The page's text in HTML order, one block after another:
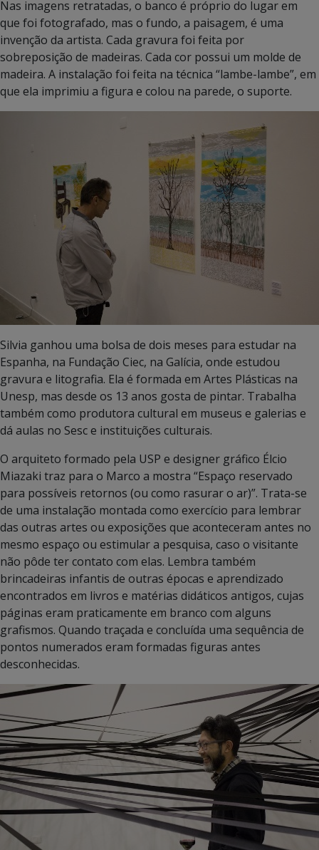
Nas imagens retratadas, o banco é próprio do lugar em
que foi fotografado, mas o fundo, a paisagem, é uma
invenção da artista. Cada gravura foi feita por
sobreposição de madeiras. Cada cor possui um molde de
madeira. A instalação foi feita na técnica “lambe-lambe”, em
que ela imprimiu a figura e colou na parede, o suporte.
Silvia ganhou uma bolsa de dois meses para estudar na
Espanha, na Fundação Ciec, na Galícia, onde estudou
gravura e litografia. Ela é formada em Artes Plásticas na
Unesp, mas desde os 13 anos gosta de pintar. Trabalha
também como produtora cultural em museus e galerias e
dá aulas no Sesc e instituições culturais.
O arquiteto formado pela USP e designer gráfico Élcio
Miazaki traz para o Marco a mostra “Espaço reservado
para possíveis retornos (ou como rasurar o ar)”. Trata-se
de uma instalação montada como exercício para lembrar
das outras artes ou exposições que aconteceram antes no
mesmo espaço ou estimular a pesquisa, caso o visitante
não pôde ter contato com elas. Lembra também
brincadeiras infantis de outras épocas e aprendizado
encontrados em livros e matérias didáticos antigos, cujas
páginas eram praticamente em branco com alguns
grafismos. Quando traçada e concluída uma sequência de
pontos numerados eram formadas figuras antes
desconhecidas.